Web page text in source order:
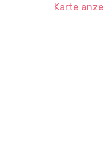
Karte